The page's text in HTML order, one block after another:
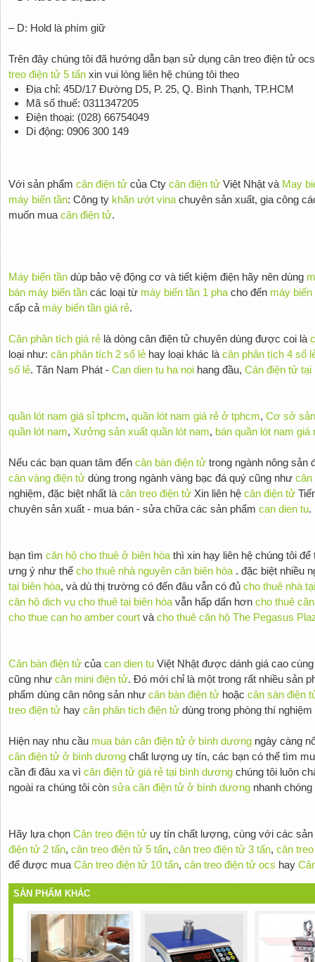
– D: Hold là phím giữ
Trên đây chúng tôi đã hướng dẫn bạn sử dụng cân treo điện tử
treo điện tử 5 tấnxin vui lòng liên hệ chúng tôi theo
Địa chỉ: 45D/17 Đường D5, P. 25, Q. Bình Thạnh, TP.HCM
Mã số thuế: 0311347205
Điện thoại: (028) 66754049
Di động: 0906 300 149
Với sản phẩm cân điện tửcủa Cty cân điện tửViệt Nhật và May
máy biến tần: Công ty khăn ướt vinachuyên sản xuất, gia công
muốn mua cân điện tử.
Máy biến tầndúp bảo vệ động cơ và tiết kiệm điện hãy nên dùng
bán máy biến tầncác loại từ máy biến tần 1 phacho đến máy biến
cấp cả máy biến tần giá rẻ.
Cân phân tích giá rẻlà dòng cân điện tử chuyên dùng được coi là
loại như: cân phân tích 2 số lẻ hay loại khác là cân phân tích 4 số
số lẻ. Tân Nam Phát - Can dien tu ha noihang đầu, Cân điện tử tại
quần lót nam giá sỉ tphcm, quần lót nam giá rẻ ở tphcm, Cơ sở
quần lót nam, Xưởng sản xuất quần lót nam, bán quần lót nam giá
Nếu các bạn quan tâm đến cân bàn điện tửtrong ngành nông sản
cân vàng điện tửdùng trong ngành vàng bạc đá quý cũng như cân
nghiệm, đặc biệt nhất là cân treo điện tửXin liên hệ cân điện tử
chuyên sản xuất - mua bán - sửa chữa các sản phẩm can dien tu.
bạn tìm căn hộ cho thuê ở biên hòathì xin hạy liên hệ chúng tôi
ưng ý như thể cho thuê nhà nguyên căn biên hòa. đặc biệt nhiều
tại biên hòa, và dù thị trường có đến đâu vẫn có đủ cho thuê nhà
căn hộ dịch vụ cho thuê tại biên hòavẫn hấp dẩn hơn cho thuê
cho thue can ho amber courtvà cho thuê căn hộ The Pegasus
Cân bàn điện tửcủa can dien tuViệt Nhật được dánh giá cao
cũng như cân mini điện tử. Đó mới chỉ là một trong rất nhiều sản
phẩm dùng cân nông sản như cân bàn điện tửhoặc cân sàn điện
treo điện tửhay cân phân tích điện tửdùng trong phòng thí
Hiện nay nhu cầu mua bán cân điện tử ở bình dươngngày càng
cân điện tử ở bình dươngchất lượng uy tín, các bạn có thể tìm
cần đi đâu xa vì cân điện tử giá rẻ tại bình dươngchúng tôi luôn
ngoài ra chúng tôi còn sửa cân điện tử ở bình dươngnhanh chóng
Hãy lựa chọn Cân treo điện tửuy tín chất lượng, cùng với các
điện tử 2 tấn, cân treo điện tử 5 tấn, cân treo điện tử 3 tấn, cân
để được mua Cân treo điện tử 10 tấn, cân treo điện tử ocs hay
SẢN PHẨM KHÁC